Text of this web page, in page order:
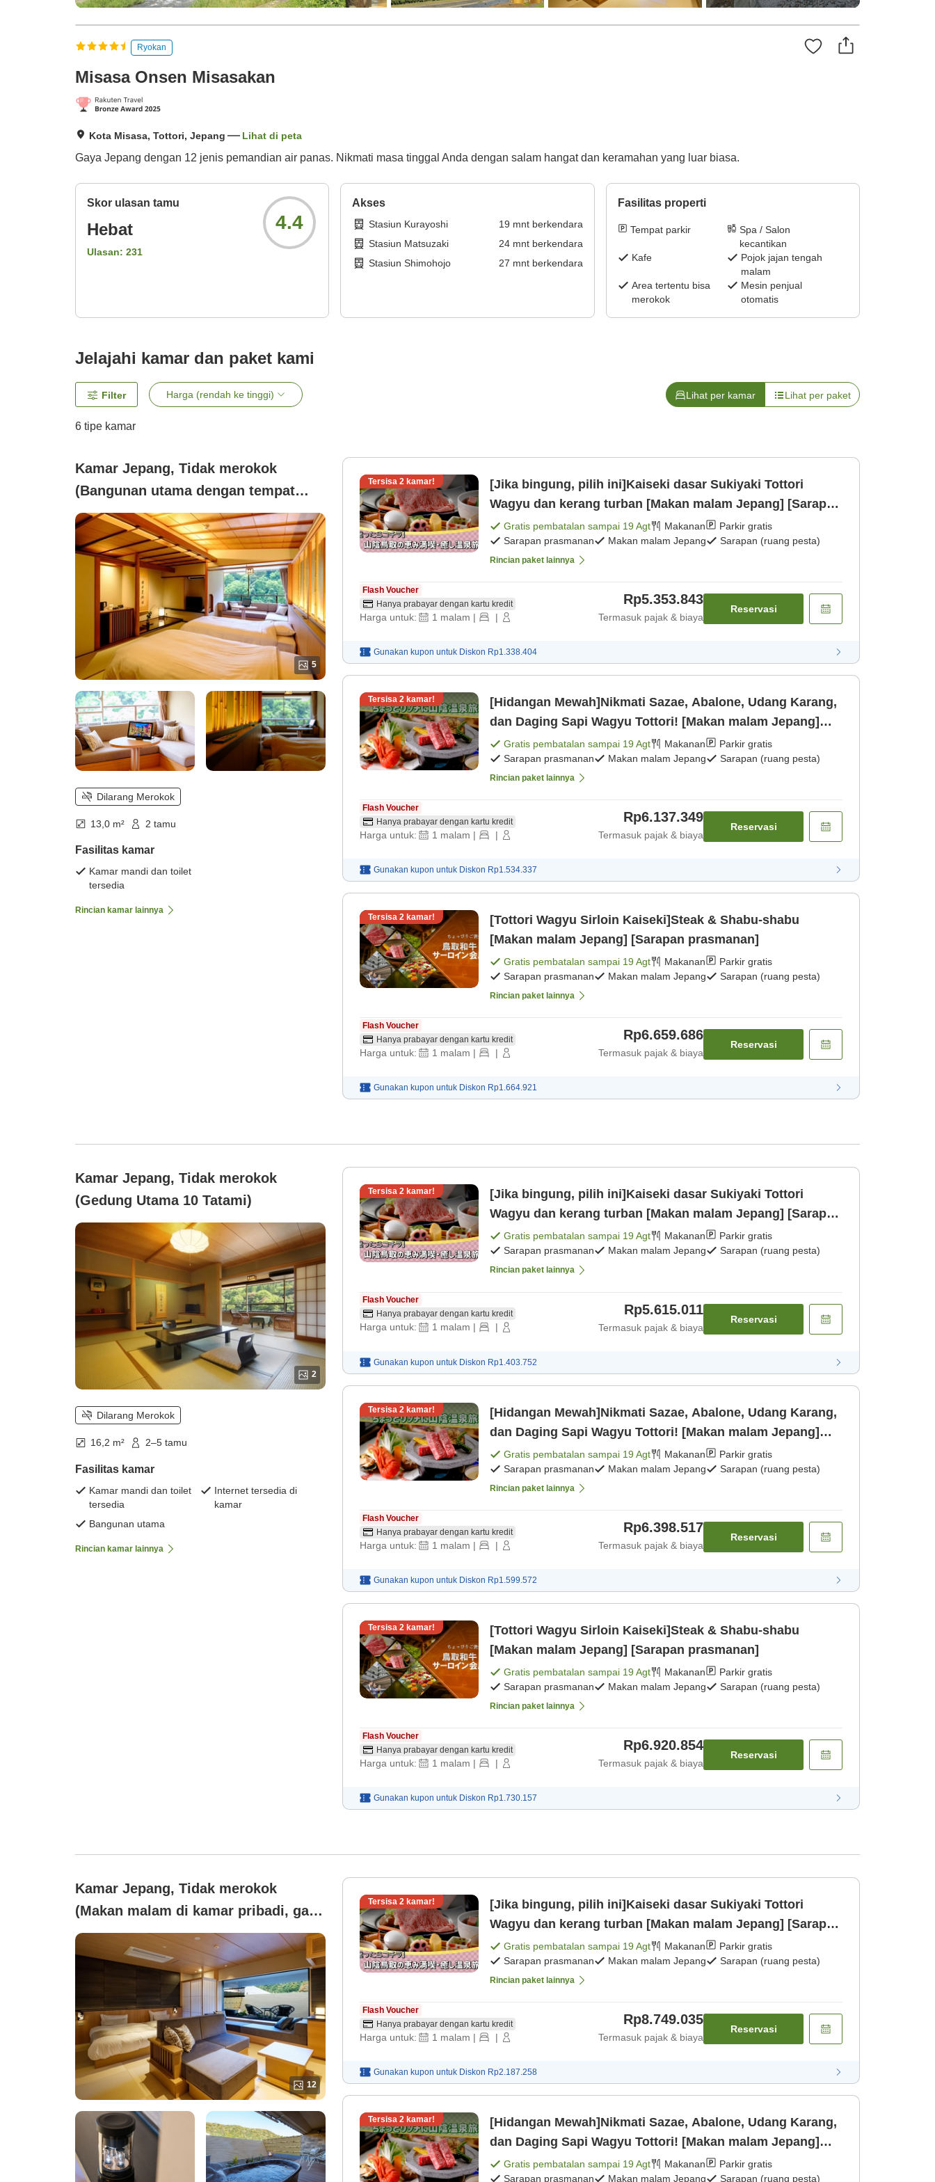
Ryokan
Misasa Onsen Misasakan
Kota Misasa, Tottori, Jepang Lihat di peta
Gaya Jepang dengan 12 jenis pemandian air panas. Nikmati masa tinggal Anda dengan salam hangat dan keramahan yang luar biasa.
Skor ulasan tamu
Hebat
Ulasan: 231
4.4
Akses
Stasiun Kurayoshi 19 mnt berkendara
Stasiun Matsuzaki
24mnt berkendara
Stasiun Shimohojo
27 mnt berkendara
Fasilitas properti
Tempat parkir
Spa / Salon
kecantikan
Kafe
Pojok jajan tengah
malam
Area tertentu bisa
merokok
Mesin penjual
otomatis
Jelajahi kamar dan paket kami
Filter Harga (rendah ke tinggi) Lihat per kamar Lihat per paket
6 tipe kamar
Kamar Jepang, Tidak merokok
(Bangunan utama dengan tempat
tidur twin, 8 tatami)
5
Dilarang Merokok
13,0 m² 2 tamu
Fasilitas kamar
Kamar mandi dan toilet
tersedia
Rincian kamar lainnya
Tersisa 2 kamar!
[Jika bingung, pilih ini]Kaiseki dasar Sukiyaki Tottori
Wagyu dan kerang turban [Makan malam Jepang] [Sarapan
prasmanan]
Gratis pembatalan sampai 19 Agt Makanan
Parkir gratis
Sarapan prasmanan
Makan malam Jepang Sarapan (ruang pesta)
Rincian paket lainnya
Flash Voucher
Hanya prabayar dengan kartu kredit
Harga untuk: 1 malam | |
Rp5.353.843
Termasuk pajak & biaya
Reservasi
Gunakan kupon untuk Diskon Rp1.338.404
Tersisa 2 kamar!
[Hidangan Mewah]Nikmati Sazae, Abalone, Udang Karang,
dan Daging Sapi Wagyu Tottori! [Makan malam Jepang]
[Sarapan prasmanan]
Gratis pembatalan sampai 19 Agt Makanan
Parkir gratis
Sarapan prasmanan
Makan malam Jepang Sarapan (ruang pesta)
Rincian paket lainnya
Flash Voucher
Hanya prabayar dengan kartu kredit
Harga untuk: 1 malam | |
Rp6.137.349
Termasuk pajak & biaya
Reservasi
Gunakan kupon untuk Diskon Rp1.534.337
Tersisa 2 kamar!
[Tottori Wagyu Sirloin Kaiseki]Steak & Shabu-shabu
[Makan malam Jepang] [Sarapan prasmanan]
Gratis pembatalan sampai 19 Agt Makanan
Parkir gratis
Sarapan prasmanan
Makan malam Jepang Sarapan (ruang pesta)
Rincian paket lainnya
Flash Voucher
Hanya prabayar dengan kartu kredit
Harga untuk: 1 malam | |
Rp6.659.686
Termasuk pajak & biaya
Reservasi
Gunakan kupon untuk Diskon Rp1.664.921
Kamar Jepang, Tidak merokok
(Gedung Utama 10 Tatami)
2
Dilarang Merokok
16,2 m² 2–5 tamu
Fasilitas kamar
Kamar mandi dan toilet
tersedia
Internet tersedia di
kamar
Bangunan utama
Rincian kamar lainnya
Tersisa 2 kamar!
[Jika bingung, pilih ini]Kaiseki dasar Sukiyaki Tottori
Wagyu dan kerang turban [Makan malam Jepang] [Sarapan
prasmanan]
Gratis pembatalan sampai 19 Agt Makanan
Parkir gratis
Sarapan prasmanan
Makan malam Jepang Sarapan (ruang pesta)
Rincian paket lainnya
Flash Voucher
Hanya prabayar dengan kartu kredit
Harga untuk: 1 malam | |
Rp5.615.011
Termasuk pajak & biaya
Reservasi
Gunakan kupon untuk Diskon Rp1.403.752
Tersisa 2 kamar!
[Hidangan Mewah]Nikmati Sazae, Abalone, Udang Karang,
dan Daging Sapi Wagyu Tottori! [Makan malam Jepang]
[Sarapan prasmanan]
Gratis pembatalan sampai 19 Agt Makanan
Parkir gratis
Sarapan prasmanan
Makan malam Jepang Sarapan (ruang pesta)
Rincian paket lainnya
Flash Voucher
Hanya prabayar dengan kartu kredit
Harga untuk: 1 malam | |
Rp6.398.517
Termasuk pajak & biaya
Reservasi
Gunakan kupon untuk Diskon Rp1.599.572
Tersisa 2 kamar!
[Tottori Wagyu Sirloin Kaiseki]Steak & Shabu-shabu
[Makan malam Jepang] [Sarapan prasmanan]
Gratis pembatalan sampai 19 Agt Makanan
Parkir gratis
Sarapan prasmanan
Makan malam Jepang Sarapan (ruang pesta)
Rincian paket lainnya
Flash Voucher
Hanya prabayar dengan kartu kredit
Harga untuk: 1 malam | |
Rp6.920.854
Termasuk pajak & biaya
Reservasi
Gunakan kupon untuk Diskon Rp1.730.157
Kamar Jepang, Tidak merokok
(Makan malam di kamar pribadi, gaya
Jepang modern 45 meter persegi +
teras dengan pemandian air panas
12
Tersisa 2 kamar!
[Jika bingung, pilih ini]Kaiseki dasar Sukiyaki Tottori
Wagyu dan kerang turban [Makan malam Jepang] [Sarapan
prasmanan]
Gratis pembatalan sampai 19 Agt Makanan
Parkir gratis
Sarapan prasmanan
Makan malam Jepang Sarapan (ruang pesta)
Rincian paket lainnya
Flash Voucher
Hanya prabayar dengan kartu kredit
Harga untuk: 1 malam | |
Rp8.749.035
Termasuk pajak & biaya
Reservasi
Gunakan kupon untuk Diskon Rp2.187.258
Tersisa 2 kamar!
[Hidangan Mewah]Nikmati Sazae, Abalone, Udang Karang,
dan Daging Sapi Wagyu Tottori! [Makan malam Jepang]
[Sarapan prasmanan]
Gratis pembatalan sampai 19 Agt Makanan
Parkir gratis
Sarapan prasmanan
Makan malam Jepang Sarapan (ruang pesta)